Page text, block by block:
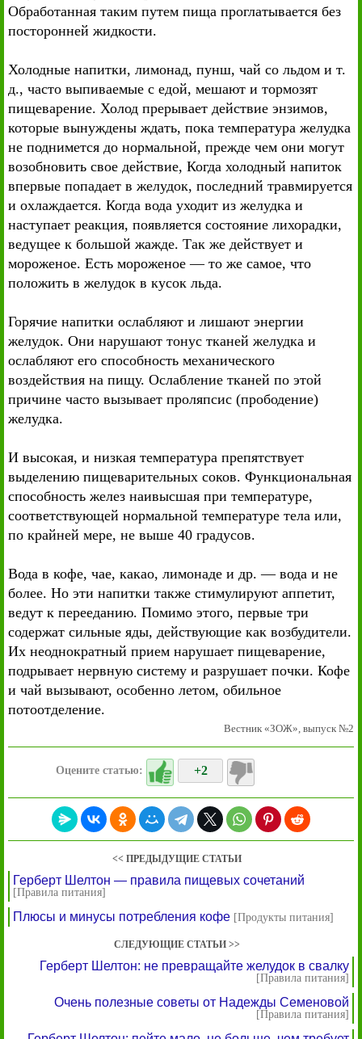
Обработанная таким путем пища проглатывается без
посторонней жидкости.
Холодные напитки, лимонад, пунш, чай со льдом и т.
д., часто выпиваемые с едой, мешают и тормозят
пищеварение. Холод прерывает действие энзимов,
которые вынуждены ждать, пока температура желудка
не поднимется до нормальной, прежде чем они могут
возобновить свое действие, Когда холодный напиток
впервые попадает в желудок, последний травмируется
и охлаждается. Когда вода уходит из желудка и
наступает реакция, появляется состояние лихорадки,
ведущее к большой жажде. Так же действует и
мороженое. Есть мороженое — то же самое, что
положить в желудок в кусок льда.
Горячие напитки ослабляют и лишают энергии
желудок. Они нарушают тонус тканей желудка и
ослабляют его способность механического
воздействия на пищу. Ослабление тканей по этой
причине часто вызывает проляпсис (прободение)
желудка.
И высокая, и низкая температура препятствует
выделению пищеварительных соков. Функциональная
способность желез наивысшая при температуре,
соответствующей нормальной температуре тела или,
по крайней мере, не выше 40 градусов.
Вода в кофе, чае, какао, лимонаде и др. — вода и не
более. Но эти напитки также стимулируют аппетит,
ведут к перееданию. Помимо этого, первые три
содержат сильные яды, действующие как возбудители.
Их неоднократный прием нарушает пищеварение,
подрывает нервную систему и разрушает почки. Кофе
и чай вызывают, особенно летом, обильное
потоотделение.
Вестник «ЗОЖ», выпуск №2
Оцените статью: +2
<< ПРЕДЫДУЩИЕ СТАТЬИ
Герберт Шелтон — правила пищевых сочетаний
[Правила питания]
Плюсы и минусы потребления кофе [Продукты питания]
СЛЕДУЮЩИЕ СТАТЬИ >>
Герберт Шелтон: не превращайте желудок в свалку
[Правила питания]
Очень полезные советы от Надежды Семеновой
[Правила питания]